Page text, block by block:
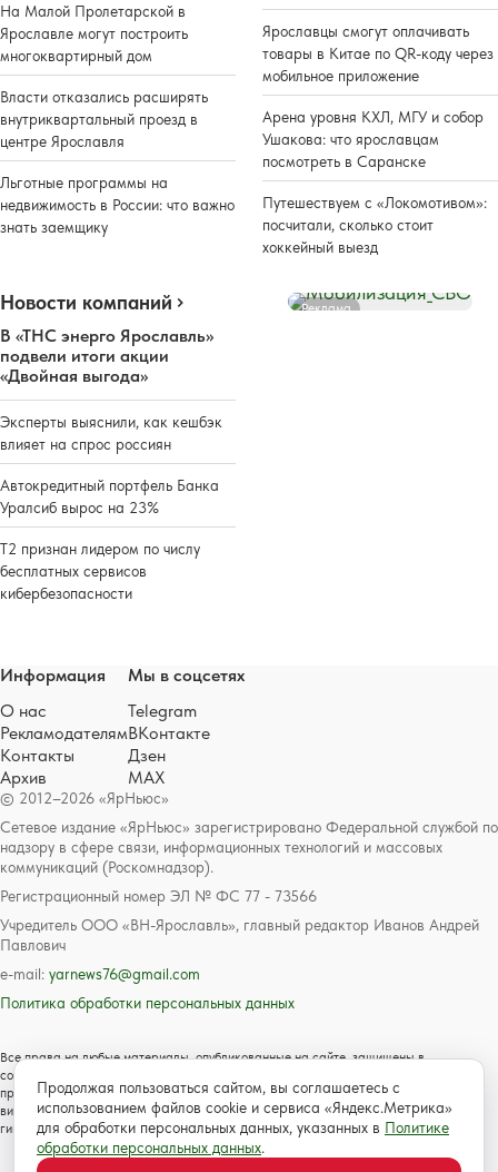
На Малой Пролетарской в
Ярославле могут построить
многоквартирный дом
Власти отказались расширять
внутриквартальный проезд в
центре Ярославля
Льготные программы на
недвижимость в России: что важно
знать заемщику
Ярославцы смогут оплачивать
товары в Китае по QR-коду через
мобильное приложение
Арена уровня КХЛ, МГУ и собор
Ушакова: что ярославцам
посмотреть в Саранске
Путешествуем с «Локомотивом»:
посчитали, сколько стоит
хоккейный выезд
Новости компаний
В «ТНС энерго Ярославль»
подвели итоги акции
«Двойная выгода»
Эксперты выяснили, как кешбэк
влияет на спрос россиян
Автокредитный портфель Банка
Уралсиб вырос на 23%
Т2 признан лидером по числу
бесплатных сервисов
кибербезопасности
Реклама
© 2012–2026 «ЯрНьюс»
Сетевое издание «ЯрНьюс» зарегистрировано Федеральной службой по
надзору в сфере связи, информационных технологий и массовых
коммуникаций (Роскомнадзор).
Регистрационный номер ЭЛ № ФС 77 - 73566
Учредитель ООО «ВН-Ярославль», главный редактор Иванов Андрей
Павлович
e-mail: yarnews76@gmail.com
Политика обработки персональных данных
Все права на любые материалы, опубликованные на сайте, защищены в
соответствии с российским и международным законодательством об авторском
праве и смежных правах. Любое использование текстовых, фото, аудио и
видеоматериалов возможно только с согласия правообладателя с обязательной
гиперссылкой на сайт https://www.yarnews.net; Для детей старше 16 лет.
Информация
О нас
Рекламодателям
Контакты
Архив
Мы в соцсетях
Telegram
ВКонтакте
Дзен
MAX
Продолжая пользоваться сайтом, вы соглашаетесь с
использованием файлов cookie и сервиса «Яндекс.Метрика»
для обработки персональных данных, указанных в Политике
обработки персональных данных.